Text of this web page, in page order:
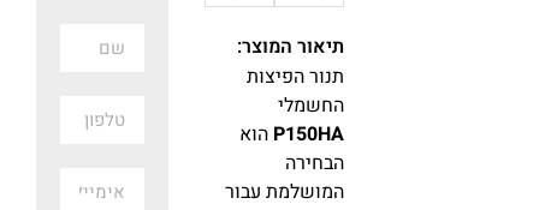
תיאור המוצר:
תנור הפיצות
החשמלי
P150HAהוא
הבחירה
המושלמת עבור